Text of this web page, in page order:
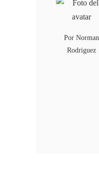
PorNorman
Rodriguez